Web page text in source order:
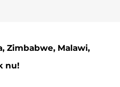
Zimbabwe, Malawi,
nu!